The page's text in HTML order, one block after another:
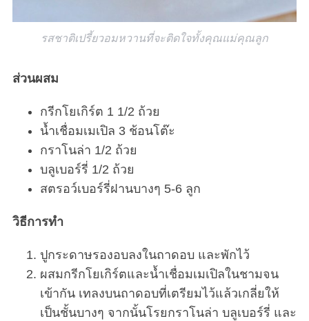
รสชาติเปรี้ยวอมหวานที่จะติดใจทั้งคุณแม่คุณลูก
ส่วนผสม
กรีกโยเกิร์ต 1 1/2 ถ้วย
น้ำเชื่อมเมเปิล 3 ช้อนโต๊ะ
กราโนล่า 1/2 ถ้วย
บลูเบอร์รี่ 1/2 ถ้วย
สตรอว์เบอร์รี่ฝานบางๆ 5-6 ลูก
วิธีการทำ
ปูกระดาษรองอบลงในถาดอบ และพักไว้
ผสมกรีกโยเกิร์ตและน้ำเชื่อมเมเปิลในชามจน
เข้ากัน เทลงบนถาดอบที่เตรียมไว้แล้วเกลี่ยให้
เป็นชั้นบางๆ จากนั้นโรยกราโนล่า บลูเบอร์รี่ และ